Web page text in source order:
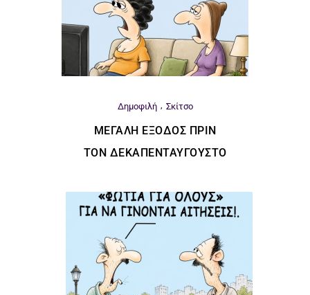
Δημοφιλή Σκίτσο
ΜΕΓΆΛΗ ΈΞΟΔΟΣ ΠΡΙΝ
ΤΟΝ ΔΕΚΑΠΕΝΤΑΎΓΟΥΣΤΟ